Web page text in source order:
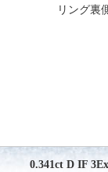
リング裏
0.341ct D IF